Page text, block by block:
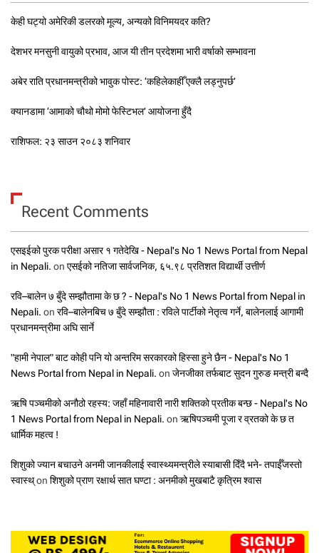
केही घट्यो अमेरिकी डलरको मूल्य, अन्यको विनिमयदर कति?
देशभर मनसुनी वायुको प्रभाव, आज यी तीन प्रदेशमा भारी वर्षाको सम्भावना
अबेर राति प्रधानमन्त्रीको भावुक पोस्ट: ‘कहिलेकाहीँ एक्लै लड्नुपर्छ’
क्यानडामा ‘आमाको चौथो मोमो फेस्टिभल’ आयोजना हुँदै
राशिफल: २३ साउन २०८३ शनिवार
Recent Comments
एसइईको पुरक परीक्षा असार १ गतेदेखि - Nepal's No 1 News Portal from Nepal
in Nepali. on एसईको नतिजा सार्वजनिक, ६५.९८ प्रतिशत विद्यार्थी उत्तीर्ण
रवि–बालेन ७ बुँदे सम्झौतामा के छ ? - Nepal's No 1 News Portal from Nepal in
Nepali. on रवि–बालेनबिच ७ बुँदे सम्झौता : रविले पार्टीको नेतृत्व गर्ने, बालेनलाई आगामी
प्रधानमन्त्रीमा अघि सार्ने
"हामी नेपाल" बाट कोही पनि यो अन्तरिम सरकारको हिस्सा हुने छैन - Nepal's No 1
News Portal from Nepal in Nepali. on जेनजीका तर्फबाट सुदन गुरुङ मन्त्री बन्दै
ऋषि पञ्चमीको अनौठो रहस्य: जहाँ महिनावारी नारी शक्तिको प्रतीक बन्छ - Nepal's No
1 News Portal from Nepal in Nepali. on ऋषिपञ्चमी पूजा र व्रतको के छ त
धार्मिक महत्व !
शिशुको ज्यान बचाउने अनमी जानकीलाई स्वास्थ्यमन्त्रीले स्याबासी दिँदै भने- तपाईँजस्तो
स्वास्थ्on शिशुको प्राण रक्षार्थ सात घण्टा : अनमीको मुखबाटै कृत्रिम श्वास